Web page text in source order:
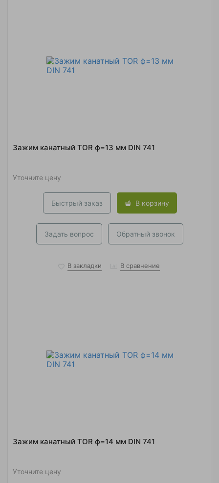
Зажим канатный TOR ф=13 мм DIN 741
Уточните цену
Быстрый заказ В корзину
Задать вопрос Обратный звонок
В закладки В сравнение
Зажим канатный TOR ф=14 мм DIN 741
Уточните цену